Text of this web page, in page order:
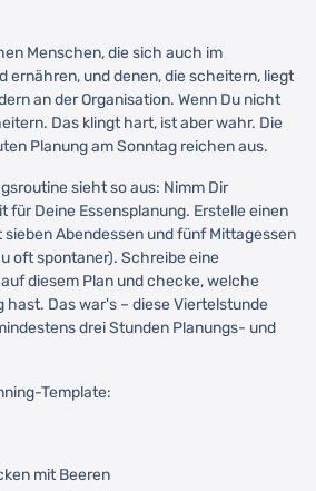
Menschen, die sich auch im
ernähren, und denen, die scheitern, liegt
an der Organisation. Wenn Du nicht
Das klingt hart, ist aber wahr. Die
Planung am Sonntag reichen aus.
sieht so aus: Nimm Dir
Deine Essensplanung. Erstelle einen
Abendessen und fünf Mittagessen
oft spontaner). Schreibe eine
diesem Plan und checke, welche
hast. Das war's – diese Viertelstunde
drei Stunden Planungs- und
Template:
mit Beeren